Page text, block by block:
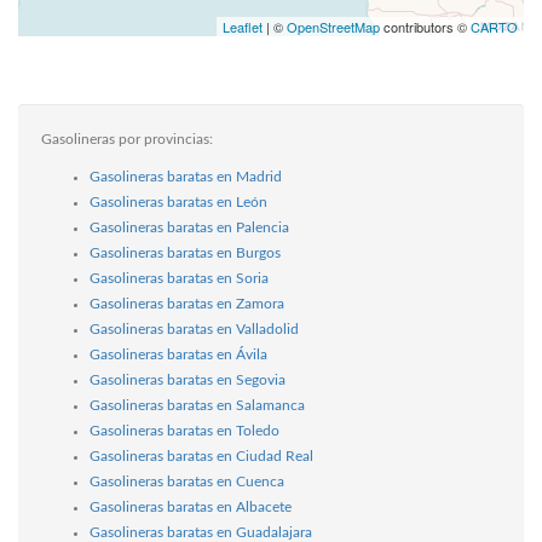
Leaflet | ©OpenStreetMapcontributors ©CARTO
Gasolineras por provincias:
Gasolineras baratas en Madrid
Gasolineras baratas en León
Gasolineras baratas en Palencia
Gasolineras baratas en Burgos
Gasolineras baratas en Soria
Gasolineras baratas en Zamora
Gasolineras baratas en Valladolid
Gasolineras baratas en Ávila
Gasolineras baratas en Segovia
Gasolineras baratas en Salamanca
Gasolineras baratas en Toledo
Gasolineras baratas en Ciudad Real
Gasolineras baratas en Cuenca
Gasolineras baratas en Albacete
Gasolineras baratas en Guadalajara